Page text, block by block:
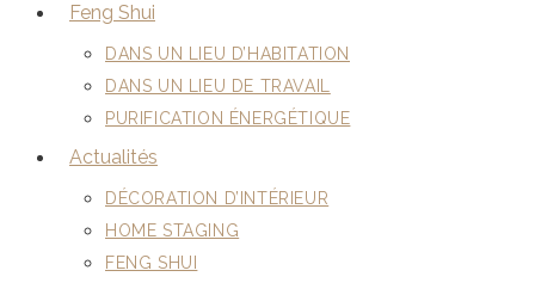
Feng Shui
DANS UN LIEU D’HABITATION
DANS UN LIEU DE TRAVAIL
PURIFICATION ÉNERGÉTIQUE
Actualités
DÉCORATION D’INTÉRIEUR
HOME STAGING
FENG SHUI